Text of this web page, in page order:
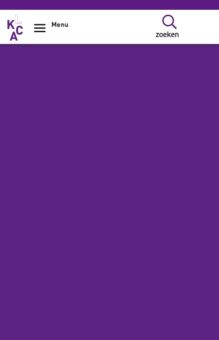
Overslaan en naar de inhoud gaan
zoeken
Menu